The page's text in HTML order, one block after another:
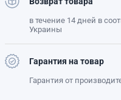
в течение 14 дней в
Украины
Гарантия на товар
Гарантия от